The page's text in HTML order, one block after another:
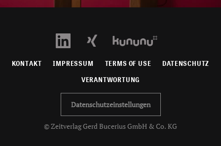
KONTAKT IMPRESSUM TERMS OF USE DATENSCHUTZ
VERANTWORTUNG
Datenschutzeinstellungen
© Zeitverlag Gerd Bucerius GmbH & Co. KG